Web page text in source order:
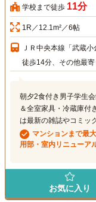
学校まで徒歩 11分
1R／12.1m²／6帖
ＪＲ中央本線「武蔵
徒歩14分、その他最寄
朝夕2食付き男子学生
＆全室家具・冷蔵庫付
は最新の雑誌やコミッ
マンションまで最
用部・室内リニューア
お気に入り